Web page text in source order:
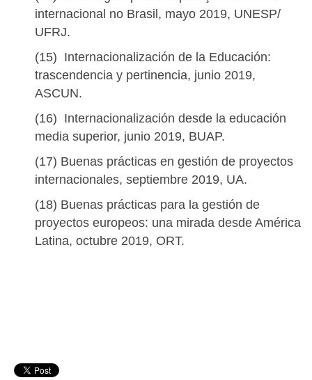
internacional no Brasil, mayo 2019, UNESP/
UFRJ.
(15)  Internacionalización de la Educación:
trascendencia y pertinencia, junio 2019,
ASCUN.
(16)  Internacionalización desde la educación
media superior, junio 2019, BUAP.
(17) Buenas prácticas en gestión de proyectos
internacionales, septiembre 2019, UA.
(18) Buenas prácticas para la gestión de
proyectos europeos: una mirada desde América
Latina, octubre 2019, ORT.